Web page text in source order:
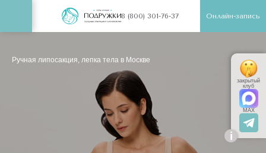
8 (800) 301-76-37 Онлайн-запись
Ручная липосакция, лепка тела в Москве
i
закрытый
клуб
MAX